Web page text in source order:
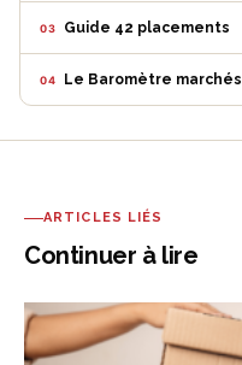
03 Guide 42 placements
04 Le Baromètre marchés
ARTICLES LIÉS
Continuer à lire